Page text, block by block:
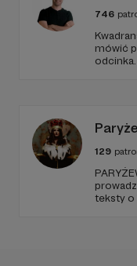
746
mówić
nowego
129
teksty o